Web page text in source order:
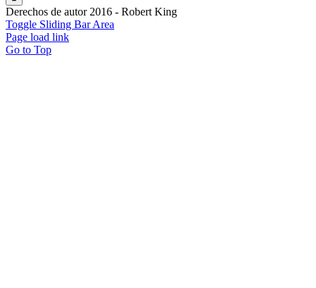
Derechos de autor 2016 - Robert King
Toggle Sliding Bar Area
Page load link
Go to Top